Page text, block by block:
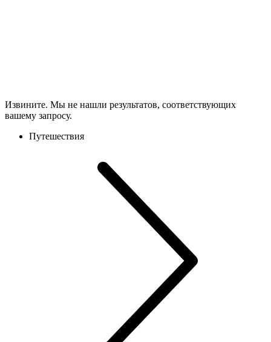
Извините. Мы не нашли результатов, соответствующих
вашему запросу.
Путешествия